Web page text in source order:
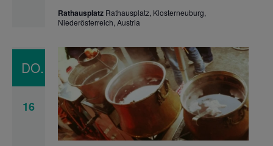
Rathausplatz Rathausplatz, Klosterneuburg,
Niederösterreich, Austria
DO.
16